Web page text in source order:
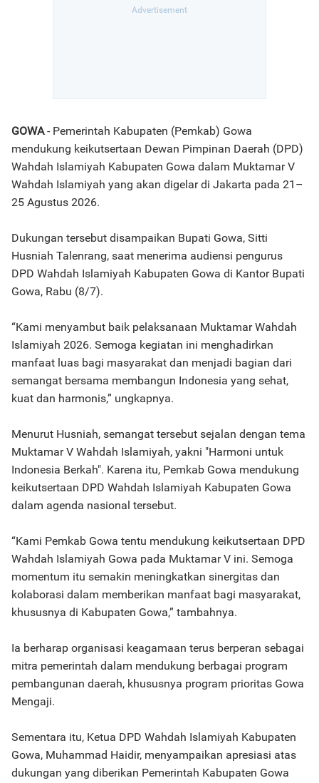
GOWA- Pemerintah Kabupaten (Pemkab) Gowa
mendukung keikutsertaan Dewan Pimpinan Daerah (DPD)
Wahdah Islamiyah Kabupaten Gowa dalam Muktamar V
Wahdah Islamiyah yang akan digelar di Jakarta pada 21–
25 Agustus 2026.
Dukungan tersebut disampaikan Bupati Gowa, Sitti
Husniah Talenrang, saat menerima audiensi pengurus
DPD Wahdah Islamiyah Kabupaten Gowa di Kantor Bupati
Gowa, Rabu (8/7).
“Kami menyambut baik pelaksanaan Muktamar Wahdah
Islamiyah 2026. Semoga kegiatan ini menghadirkan
manfaat luas bagi masyarakat dan menjadi bagian dari
semangat bersama membangun Indonesia yang sehat,
kuat dan harmonis,” ungkapnya.
Menurut Husniah, semangat tersebut sejalan dengan tema
Muktamar V Wahdah Islamiyah, yakni "Harmoni untuk
Indonesia Berkah". Karena itu, Pemkab Gowa mendukung
keikutsertaan DPD Wahdah Islamiyah Kabupaten Gowa
dalam agenda nasional tersebut.
“Kami Pemkab Gowa tentu mendukung keikutsertaan DPD
Wahdah Islamiyah Gowa pada Muktamar V ini. Semoga
momentum itu semakin meningkatkan sinergitas dan
kolaborasi dalam memberikan manfaat bagi masyarakat,
khususnya di Kabupaten Gowa,” tambahnya.
Ia berharap organisasi keagamaan terus berperan sebagai
mitra pemerintah dalam mendukung berbagai program
pembangunan daerah, khususnya program prioritas Gowa
Mengaji.
Sementara itu, Ketua DPD Wahdah Islamiyah Kabupaten
Gowa, Muhammad Haidir, menyampaikan apresiasi atas
dukungan yang diberikan Pemerintah Kabupaten Gowa